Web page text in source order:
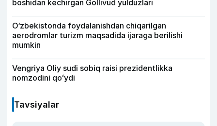
boshidan kechirgan Gollivud yulduzlari
O‘zbekistonda foydalanishdan chiqarilgan
aerodromlar turizm maqsadida ijaraga berilishi
mumkin
Vengriya Oliy sudi sobiq raisi prezidentlikka
nomzodini qoʻydi
Tavsiyalar